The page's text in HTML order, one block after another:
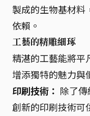
製成的生物基材料
依賴。
工藝的精雕細琢
精湛的工藝能將平
增添獨特的魅力與
印刷技術： 除了傳
創新的印刷技術可